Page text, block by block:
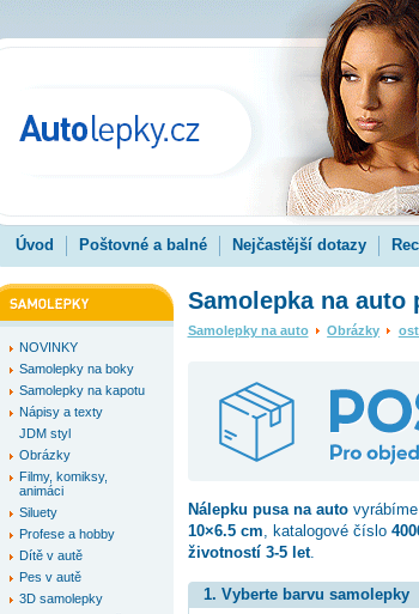
Úvod Poštovné a balné Nejčastější dotazy
NOVINKY
Samolepky na boky
Samolepky na kapotu
Nápisy a texty
JDM styl
Obrázky
Filmy, komiksy,
animáci
Siluety
Profese a hobby
Dítě v autě
Pes v autě
3D samolepky
Samolepka na auto
Samolepky na auto Obrázky
Nálepku pusana autovyrábíme
10×6.5 cm, katalogové číslo
životností 3-5 let.
1. Vyberte barvu samolepky